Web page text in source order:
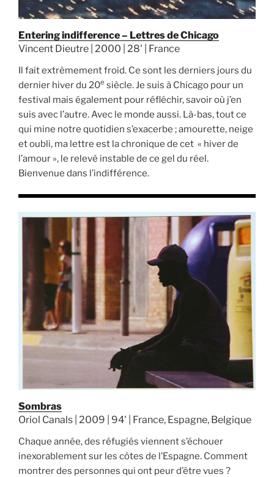
Entering indifference – Lettres de Chicago
Vincent Dieutre | 2000 | 28' | France
Il fait extrêmement froid. Ce sont les derniers jours du
dernier hiver du 20e siècle. Je suis à Chicago pour un
festival mais également pour réfléchir, savoir où j’en
suis avec l’autre. Avec le monde aussi. Là-bas, tout ce
qui mine notre quotidien s’exacerbe ; amourette, neige
et oubli, ma lettre est la chronique de cet « hiver de
l’amour », le relevé instable de ce gel du réel.
Bienvenue dans l’indifférence.
Sombras
Oriol Canals | 2009 | 94' | France, Espagne, Belgique
Chaque année, des réfugiés viennent s’échouer
inexorablement sur les côtes de l’Espagne. Comment
montrer des personnes qui ont peur d’être vues ?